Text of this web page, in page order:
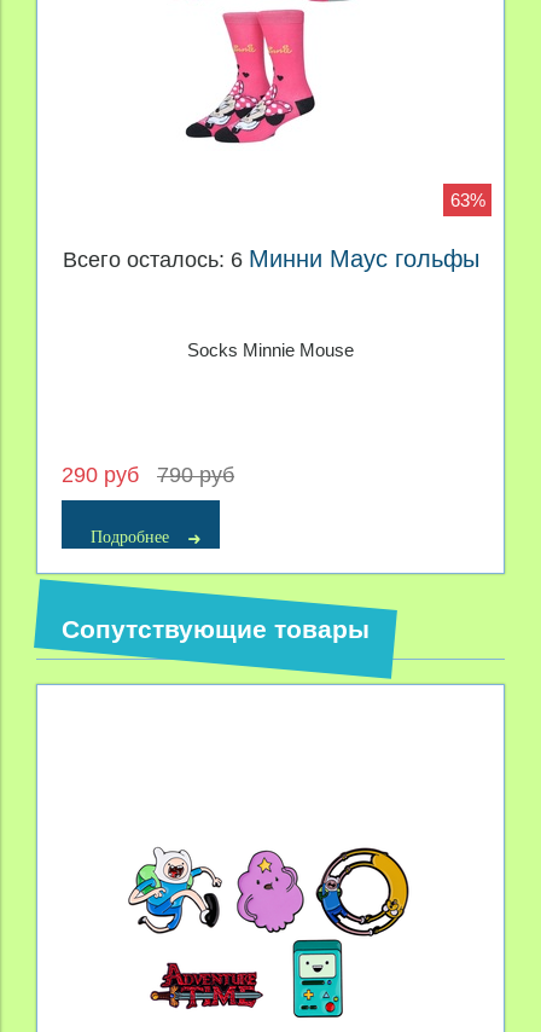
63%
Всего осталось: 6 Минни Маус гольфы
Socks Minnie Mouse
290 руб 790 руб
Подробнее
Сопутствующие товары